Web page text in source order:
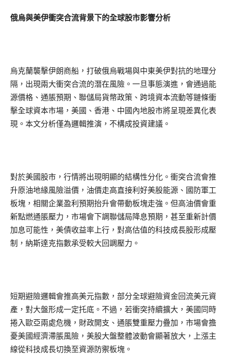
俄烏與美伊衝突合流背景下的全球股市影響分析
烏克蘭襲擊伊朗商船，打破俄烏戰場與中東美伊對抗的地理分
隔，出現兩大衝突合流的潛在風險。一旦事態演進，會通過能
源價格、通脹預期、聯儲局貨幣政策、跨境資本流動等鏈條衝
擊全球資本市場，美國、香港、中國內地股市將呈現差異化表
現。本文分析僅為邏輯推演，不構成投資建議。
對於美國股市，行情將出現明顯的結構性分化。衝突合流會推
升原油地緣風險溢價，油價走高直接利好美股能源、國防軍工
板塊，相關企業盈利預期抬升會帶動板塊走強。但高油價會重
新點燃通脹壓力，市場會下調聯儲局降息預期，甚至重新計價
加息可能性，美債收益率上行，對高估值的科技成長股形成壓
制，納斯達克指數承受較大回調壓力。
短期避險邏輯會推高美元指數，部分全球避險資金回流美元資
產，對大盤形成一定托底。不過，若衝突持續擴大，美國同時
捲入歐亞兩處危機，財政開支、通脹雙重壓力疊加，市場會擔
憂美國經濟滯脹風險，美股大盤整體波動會顯著放大，上漲主
線從科技成長切換至資源防禦板塊。